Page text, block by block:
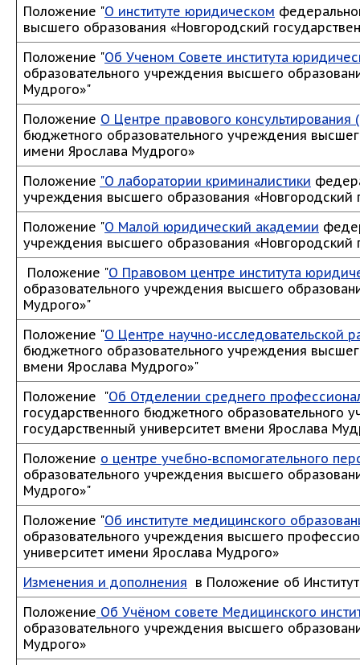
Положение "О институте юридическом
высшего образования «Новгородский
Положение "Об Ученом Совете института
образовательного учреждения высшего
Мудрого»"
Положение О Центре правового
бюджетного образовательного учреждения
имени Ярослава Мудрого»
Положение "О лаборатории криминалистики
учреждения высшего образования «Новгородский
Положение "О Малой юридический академии
учреждения высшего образования «Новгородский
Положение "О Правовом центре института
образовательного учреждения высшего
Мудрого»"
Положение "О Центре научно-исследовательской
бюджетного образовательного учреждения
вмени Ярослава Мудрого»"
Положение "Об Отделении среднего
государственного бюджетного
государственный университет вмени Ярослава
Положение о центре учебно-вспомогательного
образовательного учреждения высшего
Мудрого»"
Положение "Об институте медицинского
образовательного учреждения высшего
университет имени Ярослава Мудрого»
Изменения и дополнения в Положение об
Положение Об Учёном совете Медицинского
образовательного учреждения высшего
Мудрого»